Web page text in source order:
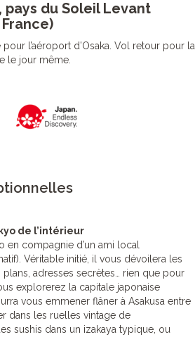
pays du Soleil Levant
l’aéroport d’Osaka. Vol retour pour la
le jour même.
de l’intérieur
compagnie d’un ami local
Véritable initié, il vous dévoilera les
adresses secrètes… rien que pour
explorerez la capitale japonaise
vous emmener flâner à Asakusa entre
dans les ruelles vintage de
sushis dans un izakaya typique, ou